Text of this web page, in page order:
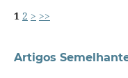
1 2 > >>
Artigos